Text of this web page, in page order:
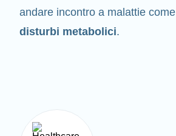
andare incontro a malattie come
disturbi metabolici.